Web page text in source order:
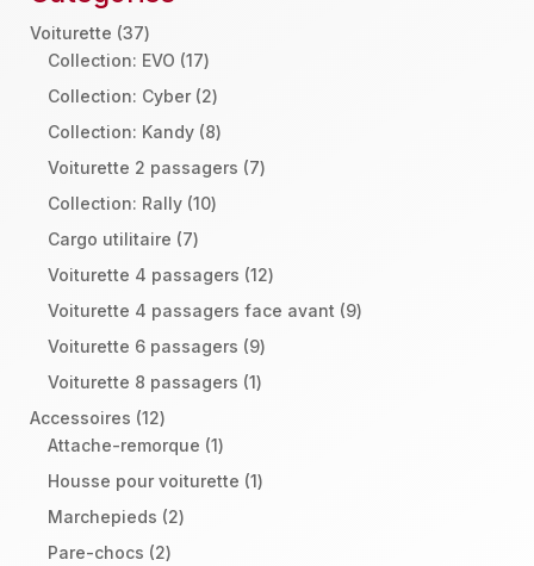
Voiturette 3737
produits
Collection: EVO 1717
produits
Collection: Cyber 22
produits
Collection: Kandy 88
produits
Voiturette 2 passagers 77
Collection: Rally 1010
Cargo utilitaire 77
produits
Voiturette 4 passagers 1212
produits
Voiturette 4 passagers face avant 99
Voiturette 6 passagers 99
produits
Voiturette 8 passagers 11
Accessoires 1212
produits
Attache-remorque 11
produit
Housse pour voiturette 11
Marchepieds 22
Pare-chocs 22